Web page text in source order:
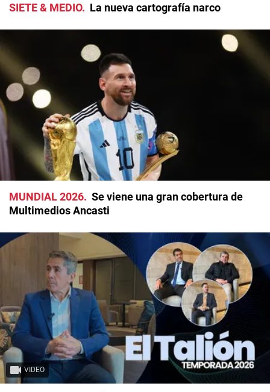
SIETE & MEDIO La nueva cartografía narco
MUNDIAL 2026
Se viene una gran cobertura de
Multimedios Ancasti
VIDEO